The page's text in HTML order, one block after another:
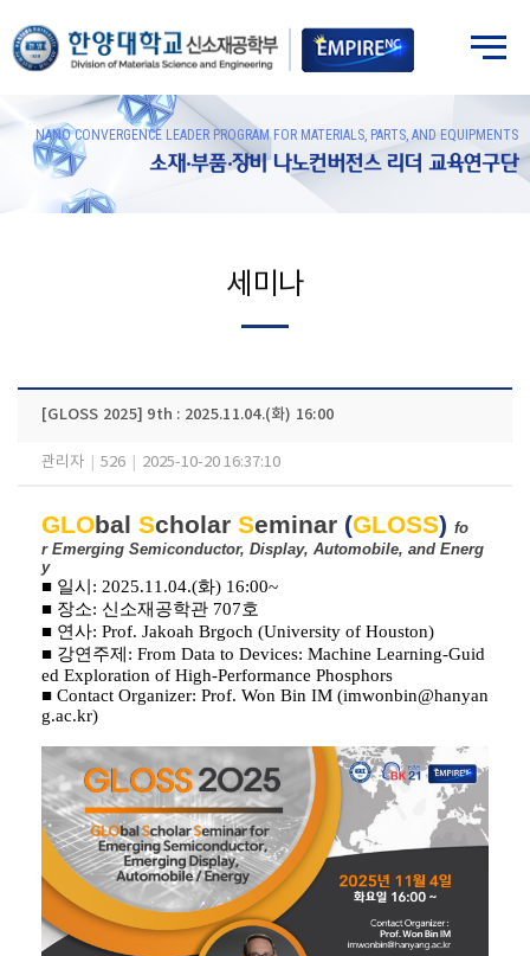
NANO CONVERGENCE LEADER PROGRAM FOR MATERIALS, PARTS, AND EQUIPMENTS
소재·부품·장비 나노컨버전스 리더 교육연구단
세미나
[GLOSS 2025] 9th : 2025.11.04.(화) 16:00
관리자 526 2025-10-20 16:37:10
GLObal Scholar Seminar (GLOSS) fo
r Emerging Semiconductor, Display, Automobile, and Energ
y
■ 일시: 2025.11.04.(화) 16:00~
■ 장소: 신소재공학관 707호
■ 연사: Prof. Jakoah Brgoch (University of Houston)
■ 강연주제: From Data to Devices: Machine Learning-Guid
ed Exploration of High-Performance Phosphors
■ Contact Organizer: Prof. Won Bin IM (imwonbin@hanyan
g.ac.kr)